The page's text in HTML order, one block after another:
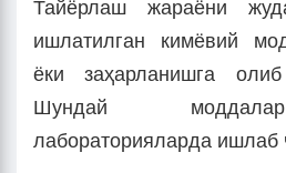
Тайёрлаш жараёни
ишлатилган кимёвий
ёки заҳарланишга
Шундай
лабораторияларда ишлаб